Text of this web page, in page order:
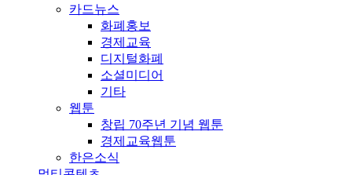
카드뉴스
화폐홍보
경제교육
디지털화폐
소셜미디어
기타
웹툰
창립 70주년 기념 웹툰
경제교육웹툰
한은소식